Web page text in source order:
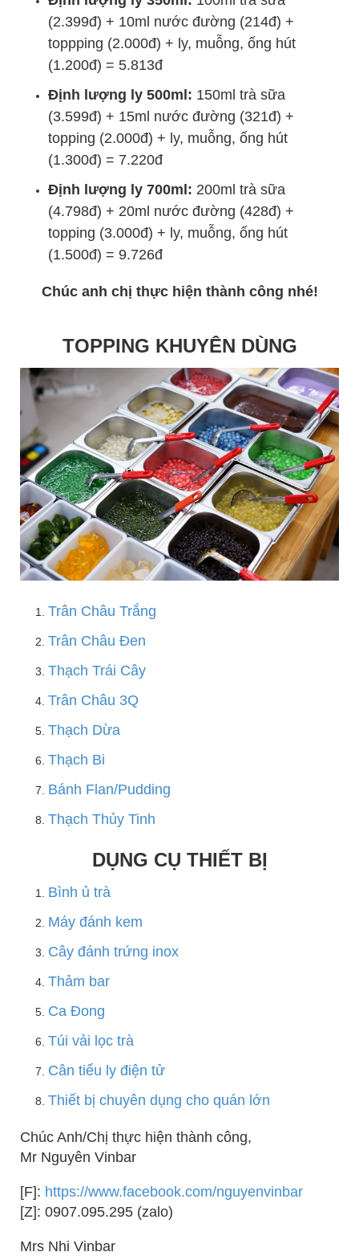
(2.399đ) + 10ml nước đường (214đ) +
toppping (2.000đ) + ly, muỗng, ống hút
(1.200đ) = 5.813đ
Định lượng ly 500ml: 150ml trà sữa
(3.599đ) + 15ml nước đường (321đ) +
topping (2.000đ) + ly, muỗng, ống hút
(1.300đ) = 7.220đ
Định lượng ly 700ml: 200ml trà sữa
(4.798đ) + 20ml nước đường (428đ) +
topping (3.000đ) + ly, muỗng, ống hút
(1.500đ) = 9.726đ
Chúc anh chị thực hiện thành công nhé!
TOPPING KHUYÊN DÙNG
Trân Châu Trắng
Trân Châu Đen
Thạch Trái Cây
Trân Châu 3Q
Thạch Dừa
Thạch Bi
Bánh Flan/Pudding
Thạch Thủy Tinh
DỤNG CỤ THIẾT BỊ
Bình ủ trà
Máy đánh kem
Cây đánh trứng inox
Thảm bar
Ca Đong
Túi vải lọc trà
Cân tiểu ly điện tử
Thiết bị chuyên dụng cho quán lớn
Chúc Anh/Chị thực hiện thành công,
Mr Nguyên Vinbar
[F]: https://www.facebook.com/nguyenvinbar
[Z]: 0907.095.295 (zalo)
Mrs Nhi Vinbar